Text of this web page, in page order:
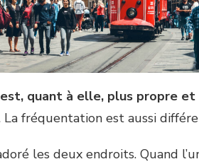
quant à elle, plus propre
La fréquentation est aussi
les deux endroits. Quand